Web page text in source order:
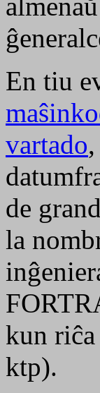
En tiu
vartado
de
la
kun
ktp).